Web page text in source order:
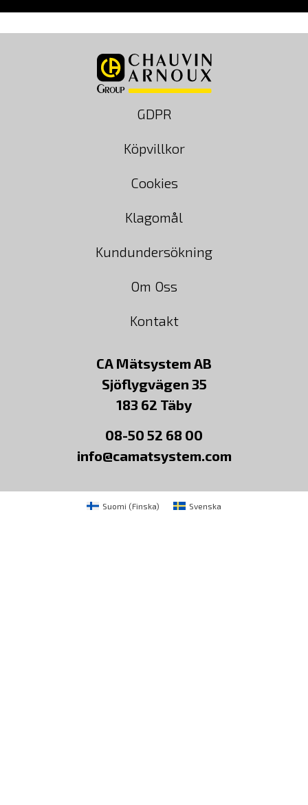
GDPR
Köpvillkor
Cookies
Klagomål
Kundundersökning
Om Oss
Kontakt
CA Mätsystem AB
Sjöflygvägen 35
183 62 Täby
08-50 52 68 00
info@camatsystem.com
Suomi (Finska) Svenska